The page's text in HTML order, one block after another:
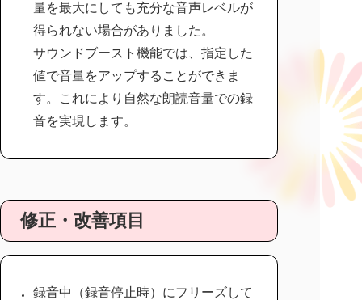
量を最大にしても充分な音声レベルが
得られない場合がありました。
サウンドブースト機能では、指定した
値で音量をアップすることができま
す。これにより自然な朗読音量での録
音を実現します。
修正・改善項目
録音中（録音停止時）にフリーズして